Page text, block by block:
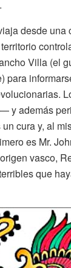
desde una
Villa (el
para
y además
cura y, al
es Mr.
vasco,
que